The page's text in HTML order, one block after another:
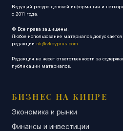
Ведущий ресурс деловой информации и
с 2011 года.
© Все права защищены.
Любое использование материалов допускается
редакции nk@vkcyprus.com
Редакция не несет ответственности за
публикации материалов.
БИЗНЕС НА КИПРЕ
Экономика и рынки
Финансы и инвестиции